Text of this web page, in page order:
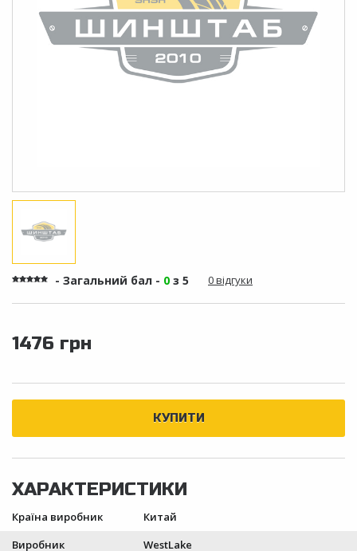
- Загальний бал - 0 з 5 0 відгуки
1476 грн
Країна виробник
Китай
Виробник
WestLake